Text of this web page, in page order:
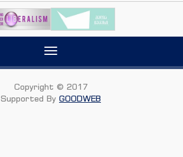
Toggle
Copyright © 2017
Supported By GOODWEB